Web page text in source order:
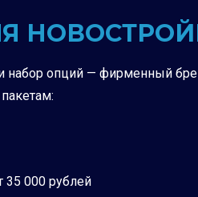
набор опций — фирменный
35 000 рублей